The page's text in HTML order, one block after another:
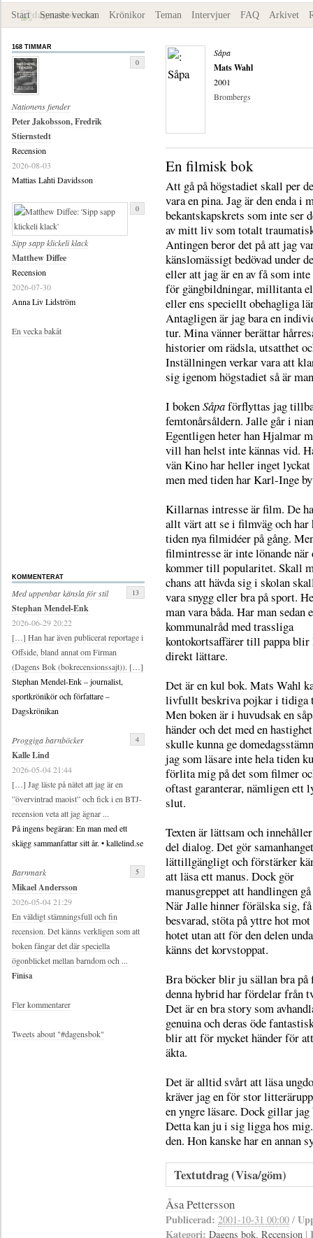
Start Senaste veckan Krönikor Teman Intervjuer FAQ Arkivet
Såpa
Mats Wahl
2001
Brombergs
En filmisk bok
Att gå på högstadiet skall per
vara en pina. Jag är den enda i
bekantskapskrets som inte ser
av mitt liv som totalt
Antingen beror det på att jag
känslomässigt bedövad under
eller att jag är en av få som inte
för gängbildningar, millitanta
eller ens speciellt obehagliga
Antagligen är jag bara en
tur. Mina vänner berättar
historier om rädsla, utsatthet
Inställningen verkar vara att
sig igenom högstadiet så är
I bokenSåpaförflyttas jag
femtonårsåldern. Jalle går i
Egentligen heter han Hjalmar
vill han helst inte kännas vid.
vän Kino har heller inget
men med tiden har Karl-Inge
Killarnas intresse är film. De
allt värt att se i filmväg och har
tiden nya filmidéer på gång.
filmintresse är inte lönande när
kommer till popularitet. Skall
chans att hävda sig i skolan
vara snygg eller bra på sport.
man vara båda. Har man sedan
kommunalråd med trassliga
kontokortsaffärer till pappa
direkt lättare.
Det är en kul bok. Mats Wahl
livfullt beskriva pojkar i tidiga
Men boken är i huvudsak en
händer och det med en
skulle kunna ge
jag som läsare inte hela tiden
förlita mig på det som filmer
oftast garanterar, nämligen ett
slut.
Texten är lättsam och
del dialog. Det gör samanhanget
lättillgängligt och förstärker
att läsa ett manus. Dock gör
manusgreppet att handlingen
När Jalle hinner förälska sig,
besvarad, stöta på yttre hot
hotet utan att för den delen
känns det korvstoppat.
Bra böcker blir ju sällan bra
denna hybrid har fördelar från
Det är en bra story som
genuina och deras öde
blir att för mycket händer för
äkta.
Det är alltid svårt att läsa
kräver jag en för stor
en yngre läsare. Dock gillar
Detta kan ju i sig ligga hos
den. Hon kanske har en annan
Textutdrag (Visa/göm)
Åsa Pettersson
Publicerad: 2001-10-31 00:00 /
Kategori: Dagens bok, Recension |
168 TIMMAR
Nationens fiender
Peter Jakobsson, Fredrik
Stiernstedt
Recension
2026-08-03
Mattias Lahti Davidsson
0
Sipp sapp klickeli klack
Matthew Diffee
Recension
2026-07-30
Anna Liv Lidström
0
En vecka bakåt
KOMMENTERAT
Med uppenbar känsla för stil
Stephan Mendel-Enk
2026-06-29 20:22
[…] Han har även publicerat reportage i
Offside, bland annat om Firman
(Dagens Bok (bokrecensionssajt)). […]
Stephan Mendel-Enk – journalist,
sportkrönikör och författare –
Dagskrönikan
13
Proggiga barnböcker
Kalle Lind
2026-05-04 21:44
[…] Jag läste på nätet att jag är en
”övervintrad maoist” och fick i en BTJ-
recension veta att jag ägnar ...
På ingens begäran: En man med ett
skägg sammanfattar sitt år. • kallelind.se
4
Barnmark
Mikael Andersson
2026-05-04 21:29
En väldigt stämningsfull och fin
recension. Det känns verkligen som att
boken fångar det där speciella
ögonblicket mellan barndom och ...
Finisa
5
Fler kommentarer
Tweets about "#dagensbok"